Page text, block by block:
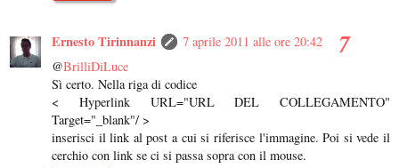
Ernesto Tirinnanzi
7 aprile 2011 alle ore 20:42
@BrilliDiLuce
Sì certo. Nella riga di codice
< Hyperlink URL="URL DEL COLLEGAMENTO"
Target="_blank"/ >
inserisci il link al post a cui si riferisce l'immagine. Poi si vede il
cerchio con link se ci si passa sopra con il mouse.